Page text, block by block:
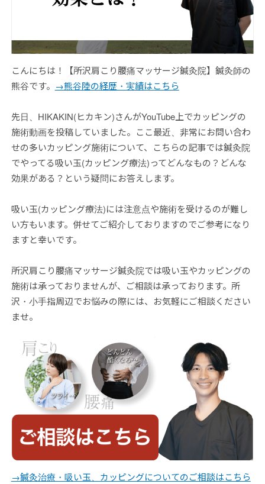
こんにちは！【所沢肩こり腰痛マッサージ鍼灸院】鍼灸師の
熊谷です。 →熊谷陸の経歴・実績はこちら
先日、HIKAKIN(ヒカキン)さんがYouTube上でカッピングの
施術動画を投稿していました。ここ最近、非常にお問い合わ
せの多いカッピング施術について、こちらの記事では鍼灸院
でやってる吸い玉(カッピング療法)ってどんなもの？どんな
効果がある？という疑問にお答えします。
吸い玉(カッピング療法)には注意点や施術を受けるのが難し
い方もいます。併せてご紹介しておりますのでご参考になり
ますと幸いです。
所沢肩こり腰痛マッサージ鍼灸院では吸い玉やカッピングの
施術は承っておりませんが、ご相談は承っております。所
沢・小手指周辺でお悩みの際には、お気軽にご相談ください
ませ。
→鍼灸治療・吸い玉、カッピングについてのご相談はこちら